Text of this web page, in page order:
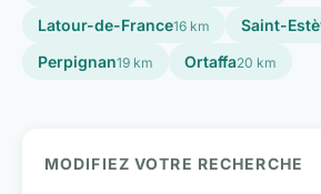
Latour-de-France16 km Saint-
Perpignan19 km Ortaffa20 km
MODIFIEZ VOTRE RECHERCHE